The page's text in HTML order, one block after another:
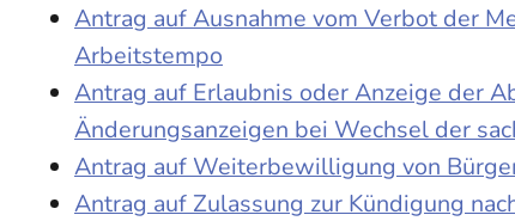
Antrag auf Ausnahme vom Verbot der
Arbeitstempo
Antrag auf Erlaubnis oder Anzeige der
Änderungsanzeigen bei Wechsel der
Antrag auf Weiterbewilligung von
Antrag auf Zulassung zur Kündigung